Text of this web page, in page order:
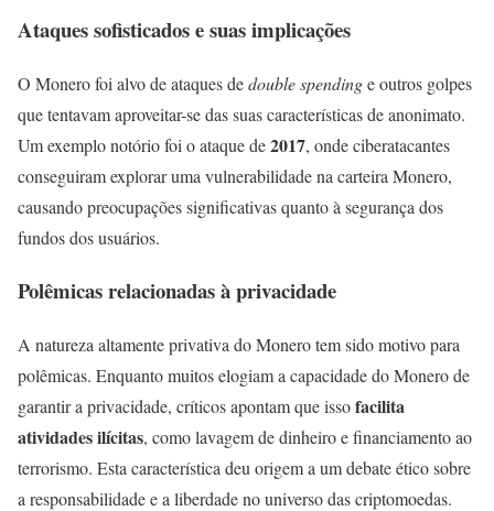
Ataques sofisticados e suas implicações
O Monero foi alvo de ataques dedouble spendinge outros golpes
que tentavam aproveitar-se das suas características de anonimato.
Um exemplo notório foi o ataque de2017, onde ciberatacantes
conseguiram explorar uma vulnerabilidade na carteira Monero,
causando preocupações significativas quanto à segurança dos
fundos dos usuários.
Polêmicas relacionadas à privacidade
A natureza altamente privativa do Monero tem sido motivo para
polêmicas. Enquanto muitos elogiam a capacidade do Monero de
garantir a privacidade, críticos apontam que issofacilita
atividades ilícitas, como lavagem de dinheiro e financiamento ao
terrorismo. Esta característica deu origem a um debate ético sobre
a responsabilidade e a liberdade no universo das criptomoedas.